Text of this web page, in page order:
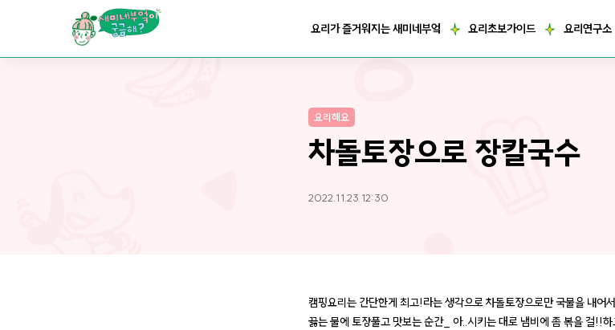
요리가 즐거워지는 새미네부엌 요리초보가이드 요리연구소
요리해요
차돌토장으로 장칼국수
2022.11.23 12:30
캠핑요리는 간단한게 최고!라는 생각으로 차돌토장으로만 국물을 내어
끓는 물에 토장풀고 맛보는 순간_ 아..시키는 대로 냄비에 좀 볶을 걸!!